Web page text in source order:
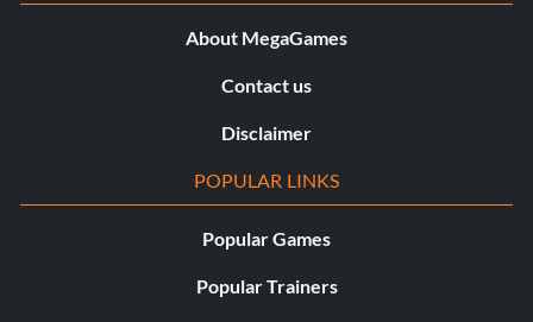
About MegaGames
Contact us
Disclaimer
POPULAR LINKS
Popular Games
Popular Trainers